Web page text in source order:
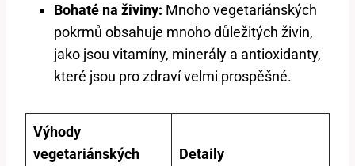
Bohaté na živiny: Mnoho vegetariánských
pokrmů obsahuje mnoho důležitých živin,
jako jsou vitamíny, minerály a antioxidanty,
které jsou pro zdraví velmi prospěšné.
Výhody
vegetariánských
Detaily